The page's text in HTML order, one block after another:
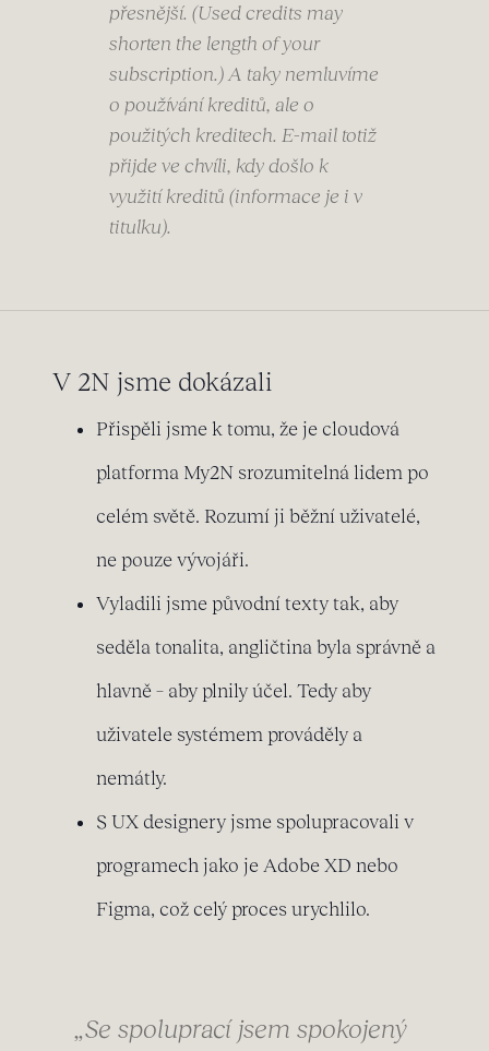
přesnější. (Used credits may
shorten the length of your
subscription.) A taky nemluvíme
o používání kreditů, ale o
použitých kreditech. E-mail totiž
přijde ve chvíli, kdy došlo k
využití kreditů (informace je i v
titulku).
V 2N jsme dokázali
Přispěli jsme k tomu, že je cloudová
platforma My2N srozumitelná lidem po
celém světě. Rozumí ji běžní uživatelé,
ne pouze vývojáři.
Vyladili jsme původní texty tak, aby
seděla tonalita, angličtina byla správně a
hlavně – aby plnily účel. Tedy aby
uživatele systémem prováděly a
nemátly.
S UX designery jsme spolupracovali v
programech jako je Adobe XD nebo
Figma, což celý proces urychlilo.
„Se spoluprací jsem spokojený